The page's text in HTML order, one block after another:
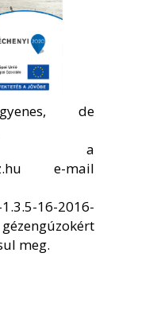
de
a
e-mail
16-2016-
meg.